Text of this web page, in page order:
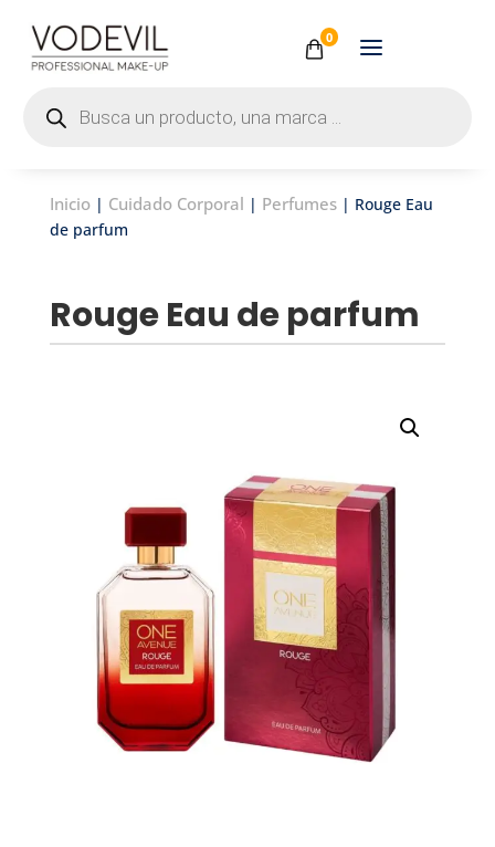
0
productos
Inicio| Cuidado Corporal | Perfumes| Rouge Eau
de parfum
Rouge Eau de parfum